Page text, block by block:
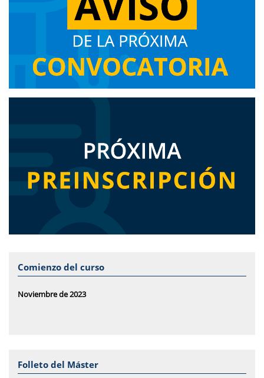
Comienzo del curso
Noviembre de 2023
Folleto del Máster